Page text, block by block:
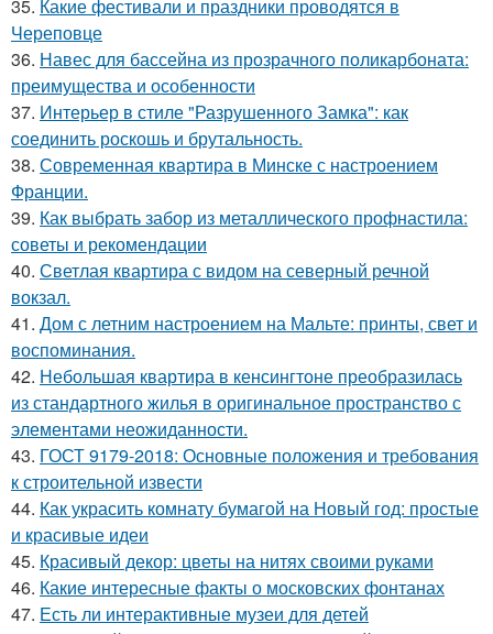
35. Какие фестивали и праздники проводятся в
Череповце
36. Навес для бассейна из прозрачного поликарбоната:
преимущества и особенности
37. Интерьер в стиле "Разрушенного Замка": как
соединить роскошь и брутальность.
38. Современная квартира в Минске с настроением
Франции.
39. Как выбрать забор из металлического профнастила:
советы и рекомендации
40. Светлая квартира с видом на северный речной
вокзал.
41. Дом с летним настроением на Мальте: принты, свет и
воспоминания.
42. Небольшая квартира в кенсингтоне преобразилась
из стандартного жилья в оригинальное пространство с
элементами неожиданности.
43. ГОСТ 9179-2018: Основные положения и требования
к строительной извести
44. Как украсить комнату бумагой на Новый год: простые
и красивые идеи
45. Красивый декор: цветы на нитях своими руками
46. Какие интересные факты о московских фонтанах
47. Есть ли интерактивные музеи для детей